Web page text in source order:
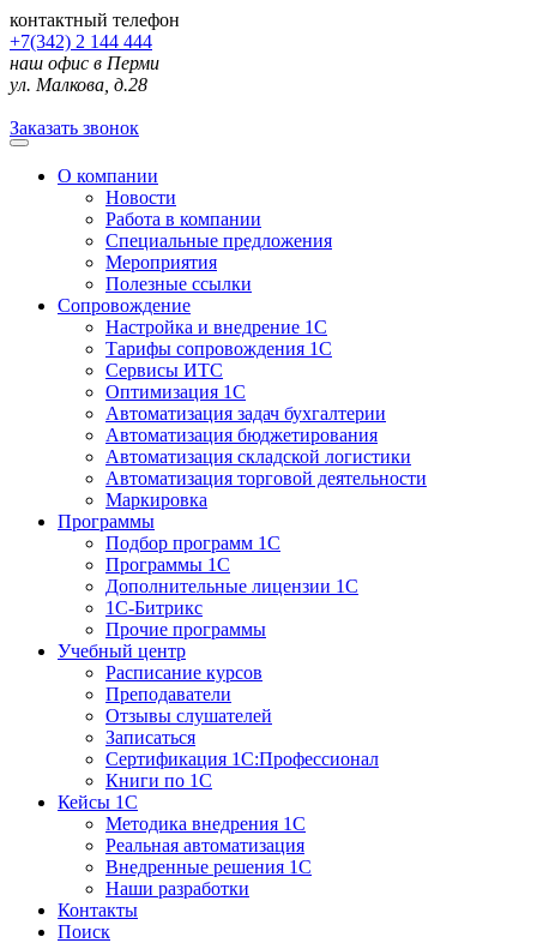
контактный телефон
+7(342) 2 144 444
наш офис в Перми
ул. Малкова, д.28
Заказать звонок
О компании
Новости
Работа в компании
Специальные предложения
Мероприятия
Полезные ссылки
Сопровождение
Настройка и внедрение 1С
Тарифы сопровождения 1С
Сервисы ИТС
Оптимизация 1С
Автоматизация задач бухгалтерии
Автоматизация бюджетирования
Автоматизация складской логистики
Автоматизация торговой деятельности
Маркировка
Программы
Подбор программ 1С
Программы 1С
Дополнительные лицензии 1С
1С-Битрикс
Прочие программы
Учебный центр
Расписание курсов
Преподаватели
Отзывы слушателей
Записаться
Сертификация 1С:Профессионал
Книги по 1С
Кейсы 1С
Методика внедрения 1С
Реальная автоматизация
Внедренные решения 1С
Наши разработки
Контакты
Поиск